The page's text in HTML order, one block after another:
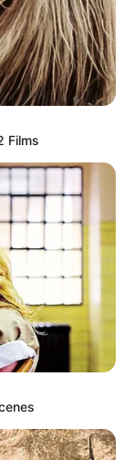
Hötensleben.
- An den
Schalk
einer
Es
in Frankfurt
museum.de
Flusses
zahlreiche
Tiere gehalten
werden.
wodurch
beliebt ist.
Films